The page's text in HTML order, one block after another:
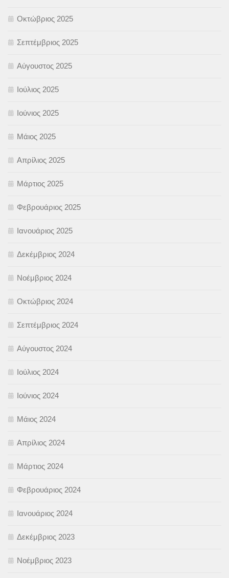
Οκτώβριος 2025
Σεπτέμβριος 2025
Αύγουστος 2025
Ιούλιος 2025
Ιούνιος 2025
Μάιος 2025
Απρίλιος 2025
Μάρτιος 2025
Φεβρουάριος 2025
Ιανουάριος 2025
Δεκέμβριος 2024
Νοέμβριος 2024
Οκτώβριος 2024
Σεπτέμβριος 2024
Αύγουστος 2024
Ιούλιος 2024
Ιούνιος 2024
Μάιος 2024
Απρίλιος 2024
Μάρτιος 2024
Φεβρουάριος 2024
Ιανουάριος 2024
Δεκέμβριος 2023
Νοέμβριος 2023